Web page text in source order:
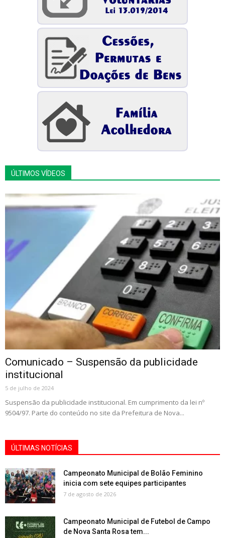
ÚLTIMOS VÍDEOS
Comunicado – Suspensão da publicidade
institucional
5 de julho de 2024
Suspensão da publicidade institucional. Em cumprimento da lei nº
9504/97. Parte do conteúdo no site da Prefeitura de Nova...
ÚLTIMAS NOTÍCIAS
Campeonato Municipal de Bolão Feminino
inicia com sete equipes participantes
7 de agosto de 2026
Campeonato Municipal de Futebol de Campo
de Nova Santa Rosa tem...